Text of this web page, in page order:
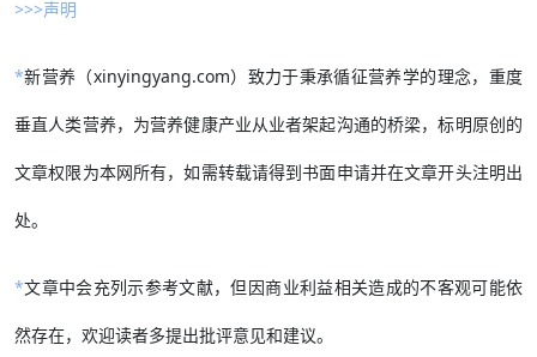
>>>声明
*新营养（xinyingyang.com）致力于秉承循征营养学的理念，重度
垂直人类营养，为营养健康产业从业者架起沟通的桥梁，标明原创的
文章权限为本网所有，如需转载请得到书面申请并在文章开头注明出
处。
*文章中会充列示参考文献，但因商业利益相关造成的不客观可能依
然存在，欢迎读者多提出批评意见和建议。